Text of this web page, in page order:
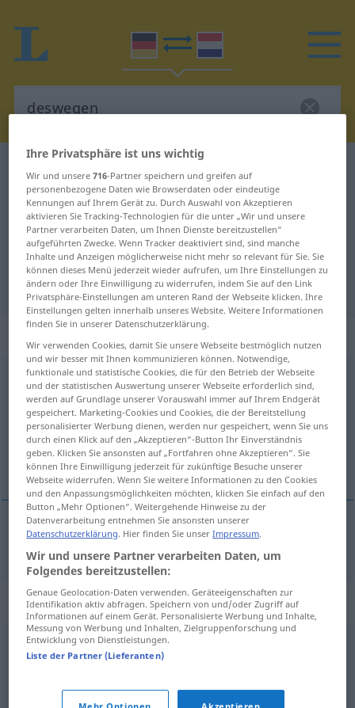
Deutsch-Niederländisch
Übersetzung für "deswegen"
"deswegen" Niederländisch
Übersetzung
„deswegen“
deswegen
Übersicht aller Übersetzungen
(Für mehr Details die Übersetzung anklicken/antippen)
daarom
deswegen
Synonyme für "deswegen"
deshalb,darum,daher
© OpenThesaurus.de
Ihre Privatsphäre ist uns wichtig
Wir und unsere716-Partner speichern und greifen auf
personenbezogene Daten wie Browserdaten oder eindeutige
Kennungen auf Ihrem Gerät zu. Durch Auswahl von Akzeptieren
aktivieren Sie Tracking-Technologien für die unter „Wir und unsere
Partner verarbeiten Daten, um Ihnen Dienste bereitzustellen“
aufgeführten Zwecke. Wenn Tracker deaktiviert sind, sind manche
Inhalte und Anzeigen möglicherweise nicht mehr so relevant für Sie. Sie
können dieses Menü jederzeit wieder aufrufen, um Ihre Einstellungen zu
ändern oder Ihre Einwilligung zu widerrufen, indem Sie auf den Link
Privatsphäre-Einstellungen am unteren Rand der Webseite klicken. Ihre
Einstellungen gelten innerhalb unseres Website. Weitere Informationen
finden Sie in unserer Datenschutzerklärung.
Wir verwenden Cookies, damit Sie unsere Webseite bestmöglich nutzen
und wir besser mit Ihnen kommunizieren können. Notwendige,
funktionale und statistische Cookies, die für den Betrieb der Webseite
und der statistischen Auswertung unserer Webseite erforderlich sind,
werden auf Grundlage unserer Vorauswahl immer auf Ihrem Endgerät
gespeichert. Marketing-Cookies und Cookies, die der Bereitstellung
personalisierter Werbung dienen, werden nur gespeichert, wenn Sie uns
durch einen Klick auf den „Akzeptieren“-Button Ihr Einverständnis
geben. Klicken Sie ansonsten auf „Fortfahren ohne Akzeptieren“. Sie
können Ihre Einwilligung jederzeit für zukünftige Besuche unserer
Webseite widerrufen. Wenn Sie weitere Informationen zu den Cookies
und den Anpassungsmöglichkeiten möchten, klicken Sie einfach auf den
Button „Mehr Optionen“. Weitergehende Hinweise zu der
Datenverarbeitung entnehmen Sie ansonsten unserer
Datenschutzerklärung. Hier finden Sie unserImpressum.
Wir und unsere Partner verarbeiten Daten, um
Folgendes bereitzustellen:
Genaue Geolocation-Daten verwenden. Geräteeigenschaften zur
Identifikation aktiv abfragen. Speichern von und/oder Zugriff auf
Informationen auf einem Gerät. Personalisierte Werbung und Inhalte,
Messung von Werbung und Inhalten, Zielgruppenforschung und
Entwicklung von Dienstleistungen.
Liste der Partner (Lieferanten)